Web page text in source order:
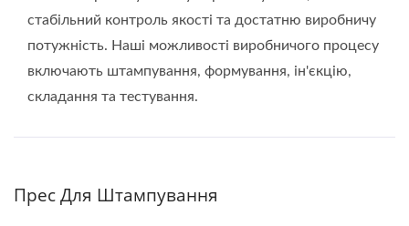
стабільний контроль якості та достатню виробничу
потужність. Наші можливості виробничого процесу
включають штампування, формування, ін'єкцію,
складання та тестування.
Прес Для Штампування